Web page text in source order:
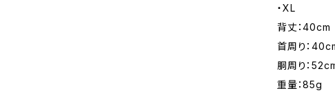
・XL
背丈：40cm
首周り：
胴周り：
重量：85g